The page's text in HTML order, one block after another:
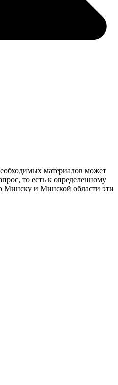
материалов может
то есть к определенному
Минску и Минской области эти